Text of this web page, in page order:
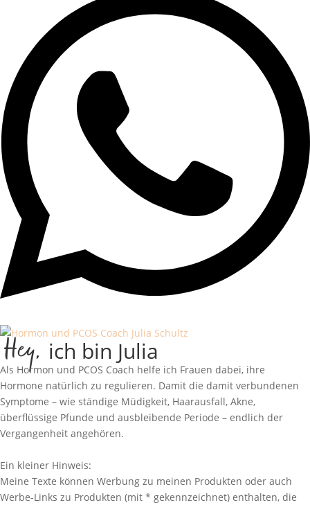
Hey, ich bin Julia
Als Hormon und PCOS Coach helfe ich Frauen dabei, ihre
Hormone natürlich zu regulieren. Damit die damit verbundenen
Symptome – wie ständige Müdigkeit, Haarausfall, Akne,
überflüssige Pfunde und ausbleibende Periode – endlich der
Vergangenheit angehören.
Ein kleiner Hinweis:
Meine Texte können Werbung zu meinen Produkten oder auch
Werbe-Links zu Produkten (mit * gekennzeichnet) enthalten, die